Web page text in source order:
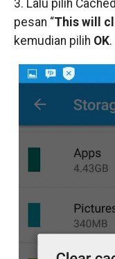
3. Lalu pilih
pesan “This will
kemudian pilih OK.